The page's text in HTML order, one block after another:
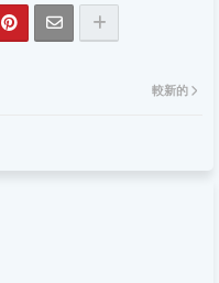
較新的